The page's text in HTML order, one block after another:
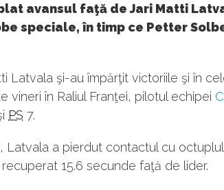
avansul faţă de Jari Matti
speciale, în timp ce Petter
Latvala şi-au împărţit victoriile şi în
vineri în Raliul Franţei, pilotul echipei
PS 7.
Latvala a pierdut contactul cu octuplul
15.6 secunde faţă de lider.